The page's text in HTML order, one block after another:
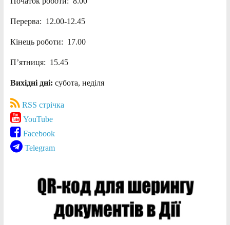
Перерва: 12.00-12.45
Кінець роботи: 17.00
П’ятниця: 15.45
Вихідні дні: субота, неділя
RSS стрічка
YouTube
Facebook
Telegram